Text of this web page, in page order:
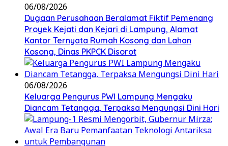
06/08/2026
Dugaan Perusahaan Beralamat Fiktif Pemenang
Proyek Kejati dan Kejari di Lampung, Alamat
Kantor Ternyata Rumah Kosong dan Lahan
Kosong, Dinas PKPCK Disorot
06/08/2026
Keluarga Pengurus PWI Lampung Mengaku
Diancam Tetangga, Terpaksa Mengungsi Dini Hari